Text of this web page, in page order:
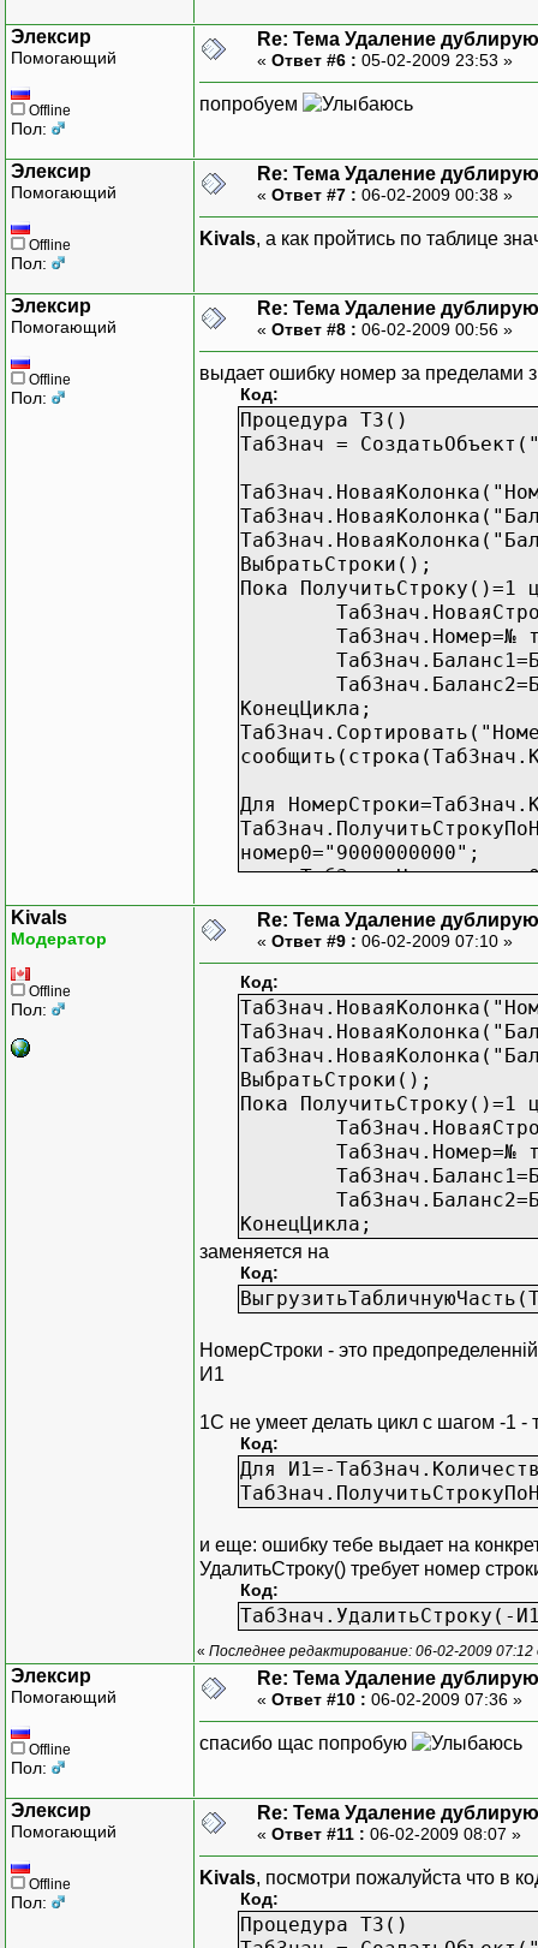
Элексир
Помогающий
Offline
Пол:
Re: Тема Удаление
« Ответ #6 : 05-02-2009 23:53 »
попробуем
Элексир
Помогающий
Offline
Пол:
Re: Тема Удаление
« Ответ #7 : 06-02-2009 00:38 »
Kivals, а как пройтись по таблице
Элексир
Помогающий
Offline
Пол:
Re: Тема Удаление
« Ответ #8 : 06-02-2009 00:56 »
выдает ошибку номер за пределами
Код:
Процедура ТЗ()
ТабЗнач =
ВыбратьСтроки();
Пока ПолучитьСтроку()=1
ТабЗнач.Номер=№
КонецЦикла;
Для
номер0="9000000000";
если
ТабЗнач.УдалитьСтроку();
КонецЦикла;
КонецПроцедуры
Kivals
Модератор
Offline
Пол:
Re: Тема Удаление
« Ответ #9 : 06-02-2009 07:10 »
Код:
ВыбратьСтроки();
Пока ПолучитьСтроку()=1
ТабЗнач.Номер=№
КонецЦикла;
заменяется на
Код:
НомерСтроки - это
И1
1С не умеет делать цикл с шагом -1 -
Код:
Для И1=-
и еще: ошибку тебе выдает на
УдалитьСтроку() требует номер
Код:
ТабЗнач.УдалитьСтроку(-
« Последнее редактирование: 06-02-2009
Элексир
Помогающий
Offline
Пол:
Re: Тема Удаление
« Ответ #10 : 06-02-2009 07:36 »
спасибо щас попробую
Элексир
Помогающий
Offline
Пол:
Re: Тема Удаление
« Ответ #11 : 06-02-2009 08:07 »
Kivals, посмотри пожалуйста что в
Код:
Процедура ТЗ()